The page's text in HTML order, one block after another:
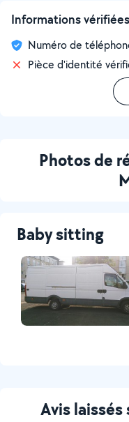
Informations vérifiées
Numéro de
Pièce d'identité
Photos de
Baby sitting
Avis laissés